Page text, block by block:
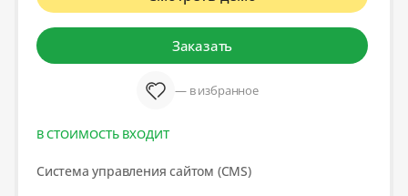
Заказать
— в избранное
В СТОИМОСТЬ ВХОДИТ
Система управления сайтом (CMS)